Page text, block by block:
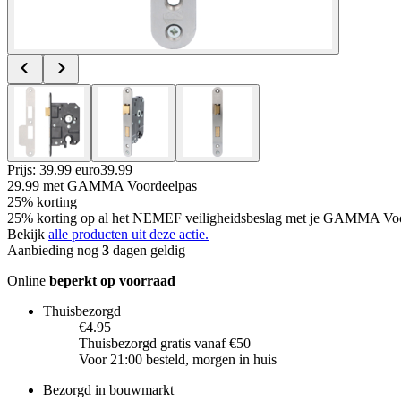
Prijs: 39.99 euro39.99
29.99 met GAMMA Voordeelpas
25% korting
25% korting op al het NEMEF veiligheidsbeslag met je GAMMA
Bekijk alle producten uit deze actie.
Aanbieding nog 3 dagen geldig
Online beperkt op voorraad
Thuisbezorgd
€4.95
Thuisbezorgd gratis vanaf €50
Voor 21:00 besteld, morgen in huis
Bezorgd in bouwmarkt